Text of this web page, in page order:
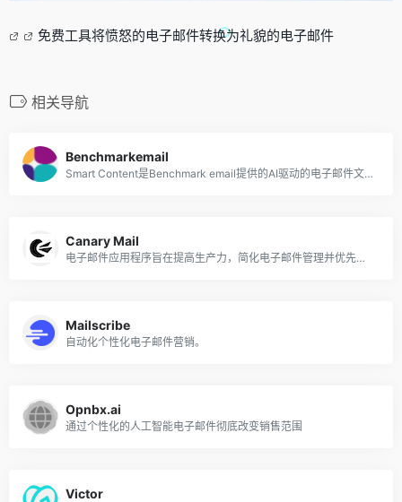
免费工具将愤怒的电子邮件转换为礼貌的电子邮件
相关导航
Benchmarkemail
Smart Content是Benchmark email提供的AI驱动的电子邮件文案工具。
Canary Mail
电子邮件应用程序旨在提高生产力，简化电子邮件管理并优先考虑隐私和安全性。
Mailscribe
自动化个性化电子邮件营销。
Opnbx.ai
通过个性化的人工智能电子邮件彻底改变销售范围
Victor